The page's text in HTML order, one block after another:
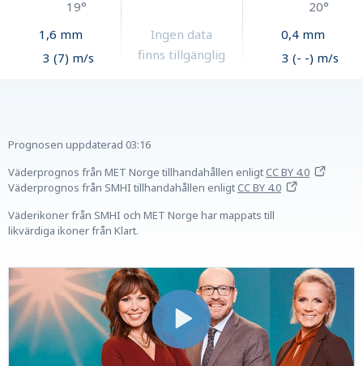
19°
1,6 mm
3 (7) m/s
Ingen data
finns tillgänglig
20°
0,4mm
3 (- -) m/s
Prognosen uppdaterad 03:16
Väderprognos från MET Norge tillhandahållen enligtCC BY 4.0
Väderprognos från SMHI tillhandahållen enligtCC BY 4.0
Väderikoner från SMHI och MET Norge har mappats till
likvärdiga ikoner från Klart.